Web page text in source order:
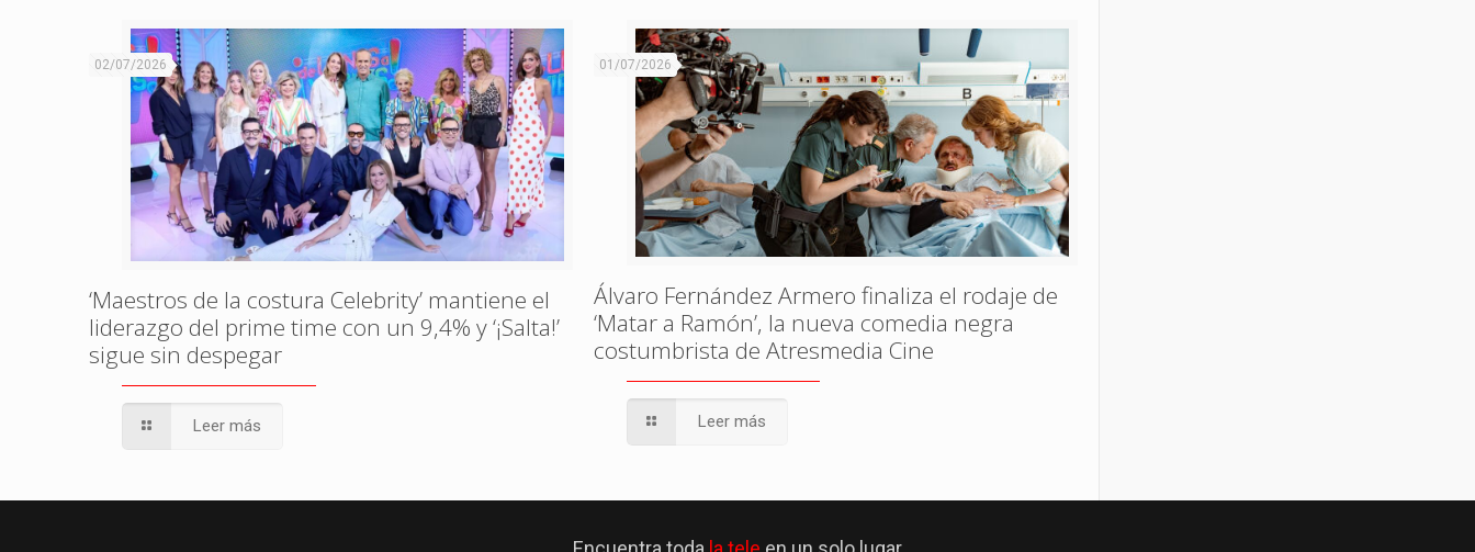
02/07/2026
‘Maestros de la costura Celebrity’ mantiene el
liderazgo del prime time con un 9,4% y ‘¡Salta!’
sigue sin despegar
Leer más
01/07/2026
Álvaro Fernández Armero finaliza el rodaje de
‘Matar a Ramón’, la nueva comedia negra
costumbrista de Atresmedia Cine
Leer más